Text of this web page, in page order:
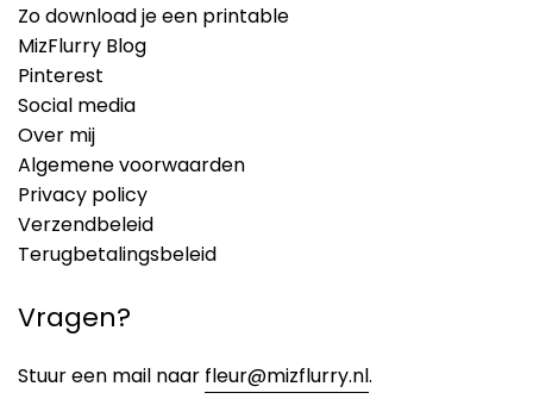
Zo download je een printable
MizFlurry Blog
Pinterest
Social media
Over mij
Algemene voorwaarden
Privacy policy
Verzendbeleid
Terugbetalingsbeleid
Vragen?
Stuur een mail naar fleur@mizflurry.nl.